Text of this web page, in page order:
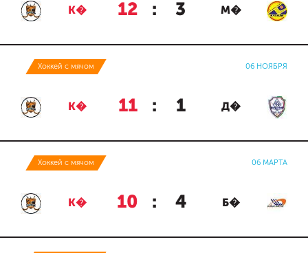
К� 12 : 3 М�
Хоккей с мячом 06 НОЯБРЯ
К� 11 : 1 Д�
Хоккей с мячом 06 МАРТА
К� 10 : 4 Б�